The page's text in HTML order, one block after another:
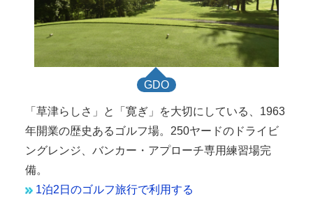
GDO
「草津らしさ」と「寛ぎ」を大切にしている、1963
年開業の歴史あるゴルフ場。250ヤードのドライビ
ングレンジ、バンカー・アプローチ専用練習場完
備。
1泊2日のゴルフ旅行で利用する